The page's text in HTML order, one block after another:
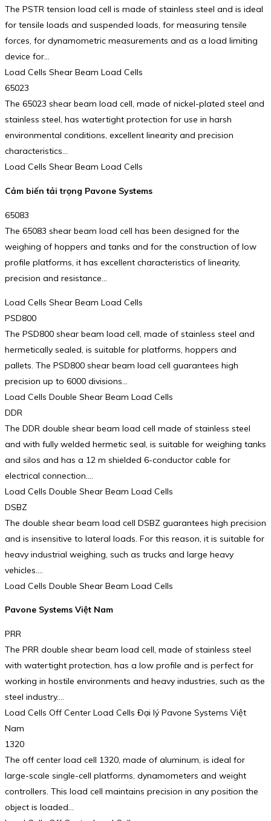
The PSTR tension load cell is made of stainless steel and is ideal
for tensile loads and suspended loads, for measuring tensile
forces, for dynamometric measurements and as a load limiting
device for…
Load Cells Shear Beam Load Cells
65023
The 65023 shear beam load cell, made of nickel-plated steel and
stainless steel, has watertight protection for use in harsh
environmental conditions, excellent linearity and precision
characteristics…
Load Cells Shear Beam Load Cells
Cảm biến tải trọng Pavone Systems
65083
The 65083 shear beam load cell has been designed for the
weighing of hoppers and tanks and for the construction of low
profile platforms, it has excellent characteristics of linearity,
precision and resistance…
Load Cells Shear Beam Load Cells
PSD800
The PSD800 shear beam load cell, made of stainless steel and
hermetically sealed, is suitable for platforms, hoppers and
pallets. The PSD800 shear beam load cell guarantees high
precision up to 6000 divisions…
Load Cells Double Shear Beam Load Cells
DDR
The DDR double shear beam load cell made of stainless steel
and with fully welded hermetic seal, is suitable for weighing tanks
and silos and has a 12 m shielded 6-conductor cable for
electrical connection.…
Load Cells Double Shear Beam Load Cells
DSBZ
The double shear beam load cell DSBZ guarantees high precision
and is insensitive to lateral loads. For this reason, it is suitable for
heavy industrial weighing, such as trucks and large heavy
vehicles.…
Load Cells Double Shear Beam Load Cells
Pavone Systems Việt Nam
PRR
The PRR double shear beam load cell, made of stainless steel
with watertight protection, has a low profile and is perfect for
working in hostile environments and heavy industries, such as the
steel industry.…
Load Cells Off Center Load Cells Đại lý Pavone Systems Việt
Nam
1320
The off center load cell 1320, made of aluminum, is ideal for
large-scale single-cell platforms, dynamometers and weight
controllers. This load cell maintains precision in any position the
object is loaded…